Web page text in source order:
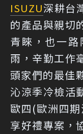
ISUZU深耕台
的產品與親切
青睞，也一
雨，辛勤工作
頭家們的最佳
沁涼季冷檢活
歐四(歐洲四
享好禮專案，